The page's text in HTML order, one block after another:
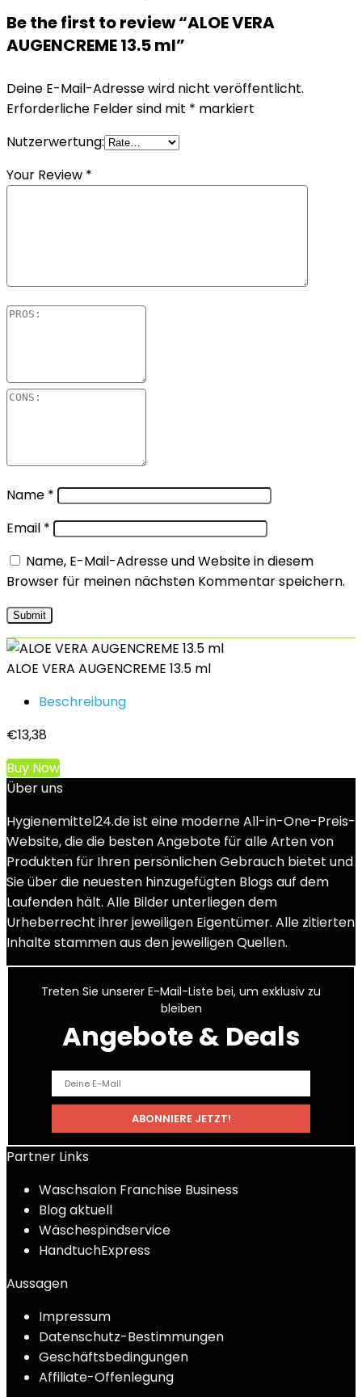
Be the first to review “ALOE VERA
AUGENCREME 13.5 ml”
Deine E-Mail-Adresse wird nicht veröffentlicht.
Erforderliche Felder sind mit * markiert
Nutzerwertung:
Your Review *
Name *
Email *
Name, E-Mail-Adresse und Website in diesem
Browser für meinen nächsten Kommentar speichern.
ALOE VERA AUGENCREME 13.5 ml
Beschreibung
€13,38
Buy Now
Über uns
Hygienemittel24.de ist eine moderne All-in-One-Preis-
Website, die die besten Angebote für alle Arten von
Produkten für Ihren persönlichen Gebrauch bietet und
Sie über die neuesten hinzugefügten Blogs auf dem
Laufenden hält. Alle Bilder unterliegen dem
Urheberrecht ihrer jeweiligen Eigentümer. Alle zitierten
Inhalte stammen aus den jeweiligen Quellen.
Treten Sie unserer E-Mail-Liste bei, um exklusiv zu
bleiben
Angebote & Deals
Partner Links
Waschsalon Franchise Business
Blog aktuell
Wäschespindservice
HandtuchExpress
Aussagen
Impressum
Datenschutz-Bestimmungen
Geschäftsbedingungen
Affiliate-Offenlegung